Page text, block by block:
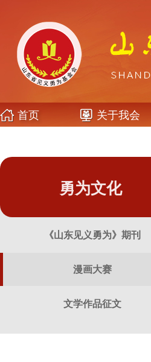
首页 关于我会
勇为文化
《山东见义勇为》期刊
漫画大赛
文学作品征文